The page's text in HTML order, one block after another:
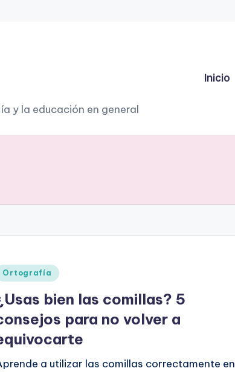
y la educación en general
Inicio
Ortografía
bien las comillas? 5
para no volver a
a utilizar las comillas correctamente en